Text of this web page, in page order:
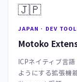
🇯🇵
JAPAN · DEV
Motoko
ICPネイティブ言
ようにする拡張機